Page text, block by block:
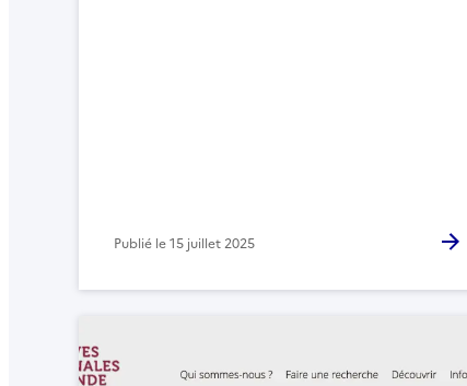
Publié le15 juillet 2025